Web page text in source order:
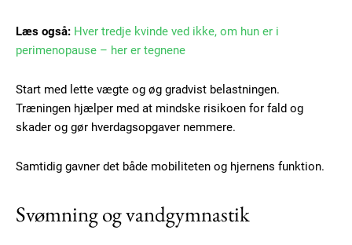
Læs også: Hver tredje kvinde ved ikke, om hun er i
perimenopause – her er tegnene
Start med lette vægte og øg gradvist belastningen.
Træningen hjælper med at mindske risikoen for fald og
skader og gør hverdagsopgaver nemmere.
Samtidig gavner det både mobiliteten og hjernens funktion.
Svømning og vandgymnastik